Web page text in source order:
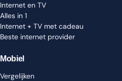
Internet en TV
Alles in 1
Internet + TV met cadeau
Beste internet provider
Mobiel
Vergelijken